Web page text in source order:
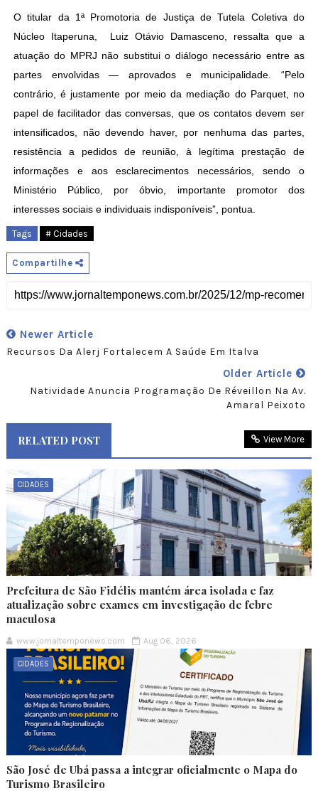
O titular da 1ª Promotoria de Justiça de Tutela Coletiva do
Núcleo Itaperuna, Luiz Otávio Damasceno, ressalta que a
atuação do MPRJ não substitui o diálogo necessário entre as
partes envolvidas — aprovados e municipalidade. “Pelo
contrário, é justamente por meio da mediação do Parquet, no
papel de facilitador das conversas, que os contatos devem ser
intensificados, não devendo haver, por nenhuma das partes,
resistência a pedidos de reunião, à legítima prestação de
informações e aos esclarecimentos necessários, sendo o
Ministério Público, por óbvio, importante promotor dos
interesses sociais e individuais indisponíveis”, pontua.
Tags # Cidades
Compartilhe
Newer Article
Recursos Da Alerj Fortalecem A Saúde Em Italva
Older Article
Natividade Anuncia Programação De Réveillon Na Av.
Amaral Peixoto
RELATED POST View More
CIDADES
Prefeitura de São Fidélis mantém área isolada e faz
atualização sobre exames em investigação de febre
maculosa
www.jornaltemponews.com Aug 06, 2026
CIDADES
São José de Ubá passa a integrar oficialmente o Mapa do
Turismo Brasileiro